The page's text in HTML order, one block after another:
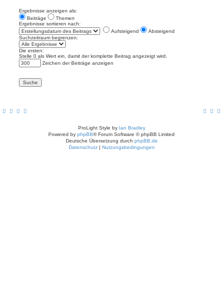
Ergebnisse anzeigen als:
Beiträge
Themen
Ergebnisse sortieren nach:
Aufsteigend
Absteigend
Suchzeitraum begrenzen:
Die ersten:
Stelle 0 als Wert ein, damit der komplette Beitrag angezeigt wird.
Zeichen der Beiträge anzeigen
ProLight Style by Ian Bradley
Powered by phpBB® Forum Software © phpBB Limited
Deutsche Übersetzung durch phpBB.de
Datenschutz| Nutzungsbedingungen